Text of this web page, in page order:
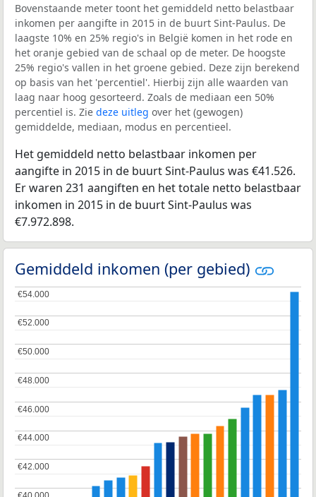
Bovenstaande meter toont het gemiddeld netto belastbaar
inkomen per aangifte in 2015 in de buurt Sint-Paulus. De
laagste 10% en 25% regio's in België komen in het rode en
het oranje gebied van de schaal op de meter. De hoogste
25% regio's vallen in het groene gebied. Deze zijn berekend
op basis van het 'percentiel'. Hierbij zijn alle waarden van
laag naar hoog gesorteerd. Zoals de mediaan een 50%
percentiel is. Zie deze uitleg over het (gewogen)
gemiddelde, mediaan, modus en percentieel.
Het gemiddeld netto belastbaar inkomen per
aangifte in 2015 in de buurt Sint-Paulus was €41.526.
Er waren 231 aangiften en het totale netto belastbaar
inkomen in 2015 in de buurt Sint-Paulus was
€7.972.898.
Gemiddeld inkomen (per gebied)
€42.000
€42.000
€44.000
€44.000
€46.000
€46.000
€48.000
€48.000
€50.000
€50.000
€52.000
€52.000
€54.000
€54.000